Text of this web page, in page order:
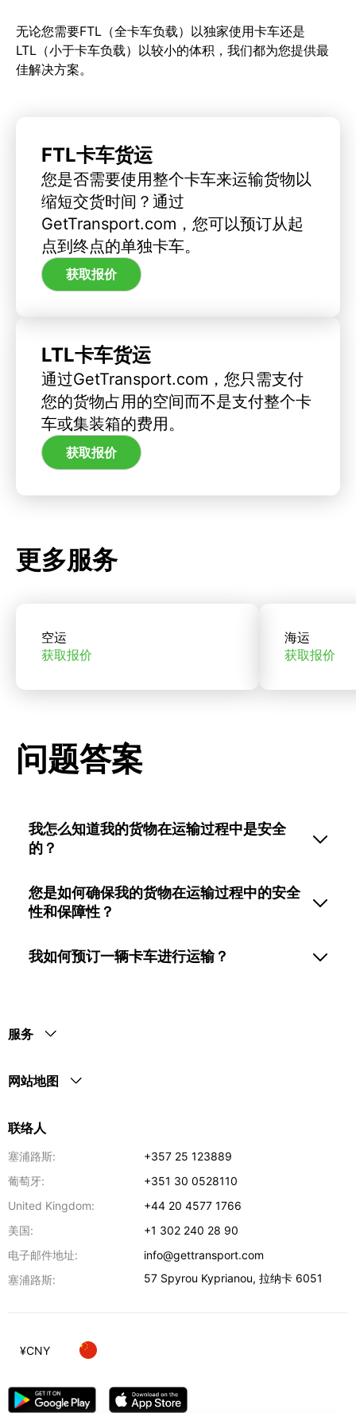
无论您需要FTL（全卡车负载）以独家使用卡车还是
LTL（小于卡车负载）以较小的体积，我们都为您提供最
佳解决方案。
FTL卡车货运
您是否需要使用整个卡车来运输货物以
缩短交货时间？通过
GetTransport.com，您可以预订从起
点到终点的单独卡车。
获取报价
LTL卡车货运
通过GetTransport.com，您只需支付
您的货物占用的空间而不是支付整个卡
车或集装箱的费用。
获取报价
更多服务
空运
获取报价
海运
获取报价
问题答案
我怎么知道我的货物在运输过程中是安全
的？
您是如何确保我的货物在运输过程中的安全
性和保障性？
我如何预订一辆卡车进行运输？
服务
网站地图
联络人
塞浦路斯:
+357 25 123889
葡萄牙:
+351 30 0528110
United Kingdom:
+44 20 4577 1766
美国:
+1 302 240 28 90
电子邮件地址:
info@gettransport.com
塞浦路斯:
57 Spyrou Kyprianou,拉纳卡 6051
¥CNY